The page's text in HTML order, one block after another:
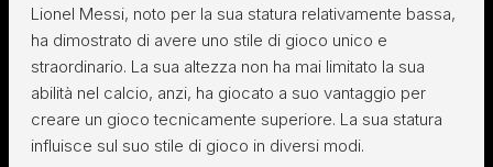
Lionel Messi, noto per la sua statura relativamente bassa,
ha dimostrato di avere uno stile di gioco unico e
straordinario. La sua altezza non ha mai limitato la sua
abilità nel calcio, anzi, ha giocato a suo vantaggio per
creare un gioco tecnicamente superiore. La sua statura
influisce sul suo stile di gioco in diversi modi.